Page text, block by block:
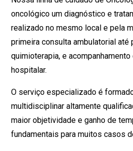
oncológico um diagnóstico e
realizado no mesmo local e pela
primeira consulta ambulatorial até
quimioterapia, e
hospitalar.
O serviço especializado é
multidisciplinar altamente
maior objetividade e ganho de
fundamentais para muitos casos